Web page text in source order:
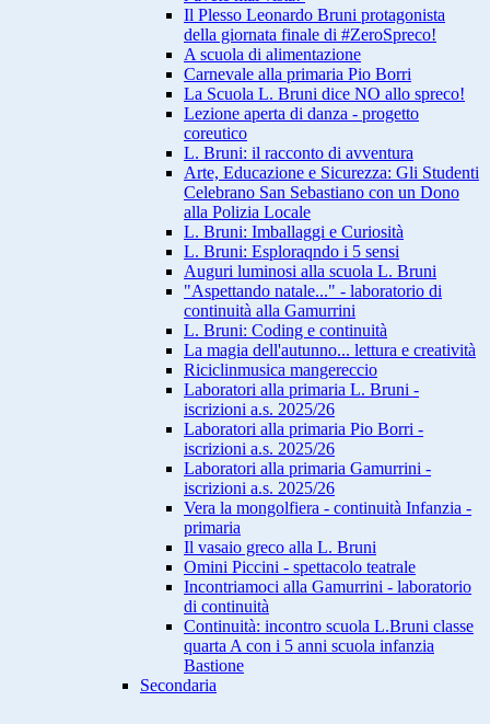
Il Plesso Leonardo Bruni protagonista
della giornata finale di #ZeroSpreco!
A scuola di alimentazione
Carnevale alla primaria Pio Borri
La Scuola L. Bruni dice NO allo spreco!
Lezione aperta di danza - progetto
coreutico
L. Bruni: il racconto di avventura
Arte, Educazione e Sicurezza: Gli Studenti
Celebrano San Sebastiano con un Dono
alla Polizia Locale
L. Bruni: Imballaggi e Curiosità
L. Bruni: Esploraqndo i 5 sensi
Auguri luminosi alla scuola L. Bruni
"Aspettando natale..." - laboratorio di
continuità alla Gamurrini
L. Bruni: Coding e continuità
La magia dell'autunno... lettura e creatività
Riciclinmusica mangereccio
Laboratori alla primaria L. Bruni -
iscrizioni a.s. 2025/26
Laboratori alla primaria Pio Borri -
iscrizioni a.s. 2025/26
Laboratori alla primaria Gamurrini -
iscrizioni a.s. 2025/26
Vera la mongolfiera - continuità Infanzia -
primaria
Il vasaio greco alla L. Bruni
Omini Piccini - spettacolo teatrale
Incontriamoci alla Gamurrini - laboratorio
di continuità
Continuità: incontro scuola L.Bruni classe
quarta A con i 5 anni scuola infanzia
Bastione
Secondaria